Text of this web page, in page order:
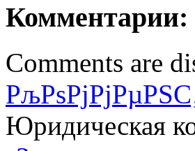
Комментарии:
Comments are
Юридическая